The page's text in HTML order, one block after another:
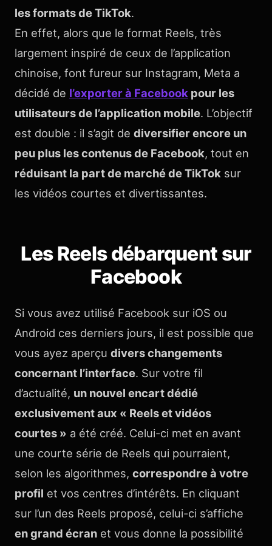
les formats de TikTok.
En effet, alors que le format Reels, très
largement inspiré de ceux de l’application
chinoise, font fureur sur Instagram, Meta a
décidé de l’exporter à Facebook pour les
utilisateurs de l’application mobile. L’objectif
est double : il s’agit de diversifier encore un
peu plus les contenus de Facebook, tout en
réduisant la part de marché de TikTok sur
les vidéos courtes et divertissantes.
Les Reels débarquent sur
Facebook
Si vous avez utilisé Facebook sur iOS ou
Android ces derniers jours, il est possible que
vous ayez aperçu divers changements
concernant l’interface. Sur votre fil
d’actualité, un nouvel encart dédié
exclusivement aux « Reels et vidéos
courtes » a été créé. Celui-ci met en avant
une courte série de Reels qui pourraient,
selon les algorithmes, correspondre à votre
profil et vos centres d’intérêts. En cliquant
sur l’un des Reels proposé, celui-ci s’affiche
en grand écran et vous donne la possibilité